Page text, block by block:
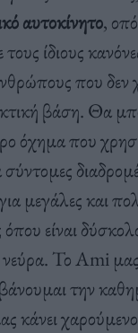
αυτοκίνητο,
τους ίδιους
που δεν
βάση. Θα
όχημα που
σύντομες
μεγάλες και
όπου είναι
Το Ami μας
την
κάνει